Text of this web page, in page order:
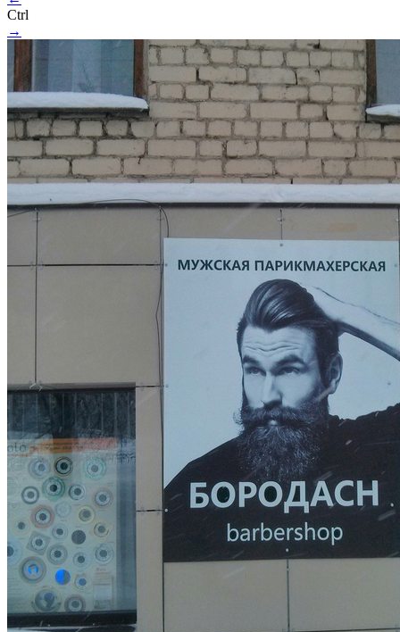
Ctrl
→